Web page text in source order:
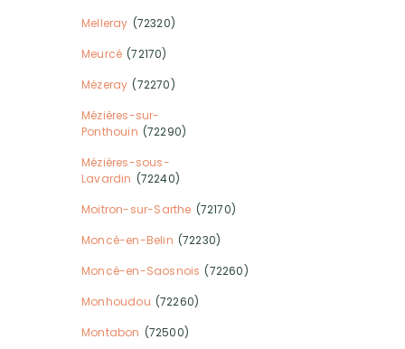
Melleray (72320)
Meurcé (72170)
Mézeray (72270)
Mézières-sur-
Ponthouin (72290)
Mézières-sous-
Lavardin (72240)
Moitron-sur-Sarthe (72170)
Moncé-en-Belin (72230)
Moncé-en-Saosnois (72260)
Monhoudou (72260)
Montabon (72500)